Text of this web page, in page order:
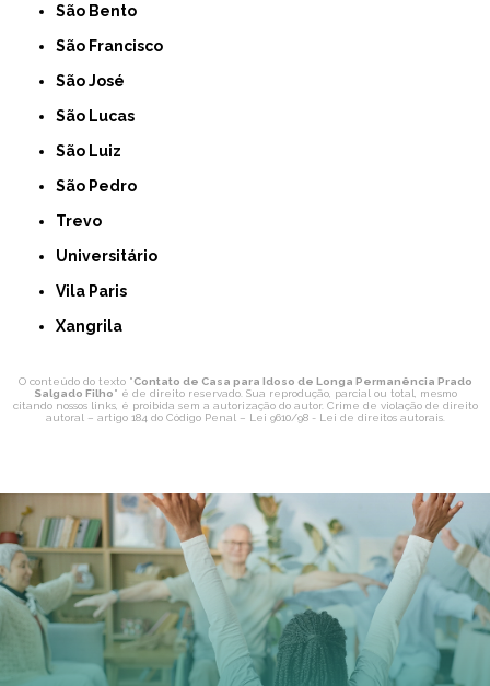
São Bento
São Francisco
São José
São Lucas
São Luiz
São Pedro
Trevo
Universitário
Vila Paris
Xangrila
O conteúdo do texto "Contato de Casa para Idoso de Longa Permanência Prado
Salgado Filho" é de direito reservado. Sua reprodução, parcial ou total, mesmo
citando nossos links, é proibida sem a autorização do autor. Crime de violação de direito
autoral – artigo 184 do Código Penal – Lei 9610/98 - Lei de direitos autorais.